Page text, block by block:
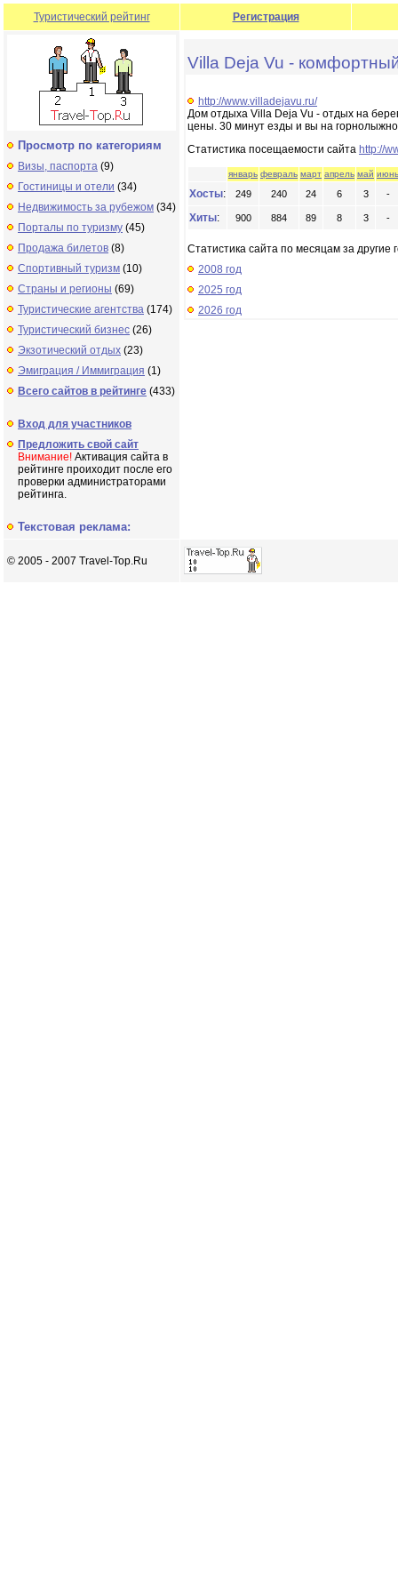
Туристический рейтинг Регистрация
Просмотр по категориям
Визы, паспорта (9)
Гостиницы и отели (34)
Недвижимость за рубежом (34)
Порталы по туризму (45)
Продажа билетов (8)
Спортивный туризм (10)
Страны и регионы (69)
Туристические агентства (174)
Туристический бизнес (26)
Экзотический отдых (23)
Эмиграция / Иммиграция (1)
Всего сайтов в рейтинге (433)
Вход для участников
Предложить свой сайт
Внимание! Активация сайта в
рейтинге проиходит после его
проверки администраторами
рейтинга.
Текстовая реклама:
Villa Deja Vu -
http://www.villadejavu.ru/
Дом отдыха Villa Deja Vu - отдых на
цены. 30 минут езды и вы на
Статистика посещаемости сайта http://
январь февраль март апрель май июнь
Хосты: 249 240 24 6 3 -
Хиты: 900 884 89 8 3 -
Статистика сайта по месяцам за другие
2008 год
2025 год
2026 год
© 2005 - 2007 Travel-Top.Ru